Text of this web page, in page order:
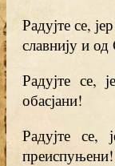
Радујте се,
славнију и
Радујте се,
обасјани!
Радујте се,
преиспуњени!